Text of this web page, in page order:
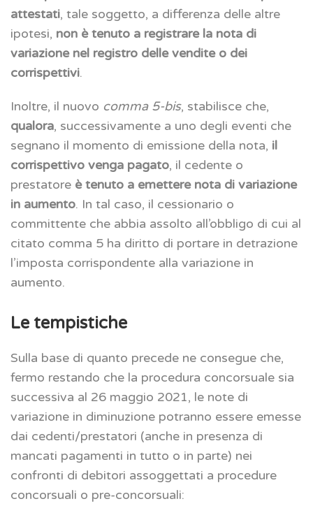
attestati, tale soggetto, a differenza delle altre
ipotesi, non è tenuto a registrare la nota di
variazione nel registro delle vendite o dei
corrispettivi.
Inoltre, il nuovo comma 5-bis, stabilisce che,
qualora, successivamente a uno degli eventi che
segnano il momento di emissione della nota, il
corrispettivo venga pagato, il cedente o
prestatore è tenuto a emettere nota di variazione
in aumento. In tal caso, il cessionario o
committente che abbia assolto all’obbligo di cui al
citato comma 5 ha diritto di portare in detrazione
l’imposta corrispondente alla variazione in
aumento.
Le tempistiche
Sulla base di quanto precede ne consegue che,
fermo restando che la procedura concorsuale sia
successiva al 26 maggio 2021, le note di
variazione in diminuzione potranno essere emesse
dai cedenti/prestatori (anche in presenza di
mancati pagamenti in tutto o in parte) nei
confronti di debitori assoggettati a procedure
concorsuali o pre-concorsuali: